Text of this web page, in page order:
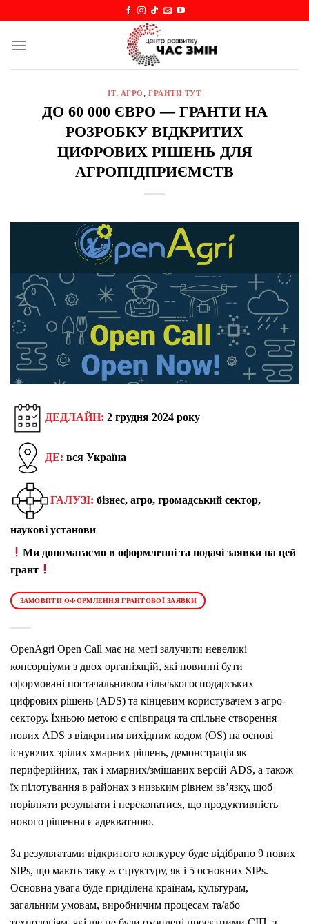
content
IT, АГРО, ГРАНТИ ТУТ
ДО 60 000 ЄВРО — ГРАНТИ НА
РОЗРОБКУ ВІДКРИТИХ
ЦИФРОВИХ РІШЕНЬ ДЛЯ
АГРОПІДПРИЄМСТВ
ДЕДЛАЙН: 2 грудня 2024 року
ДЕ: вся Україна
ГАЛУЗІ: бізнес, агро, громадський сектор,
наукові установи
Ми допомагаємо в оформленні та подачі заявки на цей
грант
ЗАМОВИТИ ОФОРМЛЕННЯ ГРАНТОВОЇ ЗАЯВКИ
OpenAgri Open Call має на меті залучити невеликі
консорціуми з двох організацій, які повинні бути
сформовані постачальником сільськогосподарських
цифрових рішень (ADS) та кінцевим користувачем з агро-
сектору. Їхньою метою є співпраця та спільне створення
нових ADS з відкритим вихідним кодом (OS) на основі
існуючих зрілих хмарних рішень, демонстрація як
периферійних, так і хмарних/змішаних версій ADS, а також
їх пілотування в районах з низьким рівнем зв’язку, щоб
порівняти результати і переконатися, що продуктивність
нового рішення є адекватною.
За результатами відкритого конкурсу буде відібрано 9 нових
SIPs, що мають таку ж структуру, як і 5 основних SIPs.
Основна увага буде приділена країнам, культурам,
загальним умовам, виробничим процесам та/або